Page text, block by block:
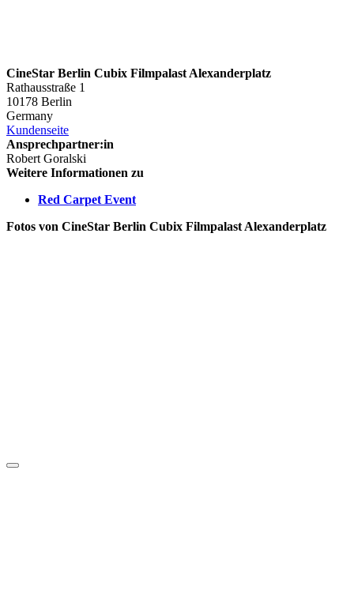
CineStar Berlin Cubix Filmpalast Alexanderplatz
Rathausstraße 1
10178 Berlin
Germany
Kundenseite
Ansprechpartner:in
Robert Goralski
Weitere Informationen zu
Red Carpet Event
Fotos von CineStar Berlin Cubix Filmpalast Alexanderplatz